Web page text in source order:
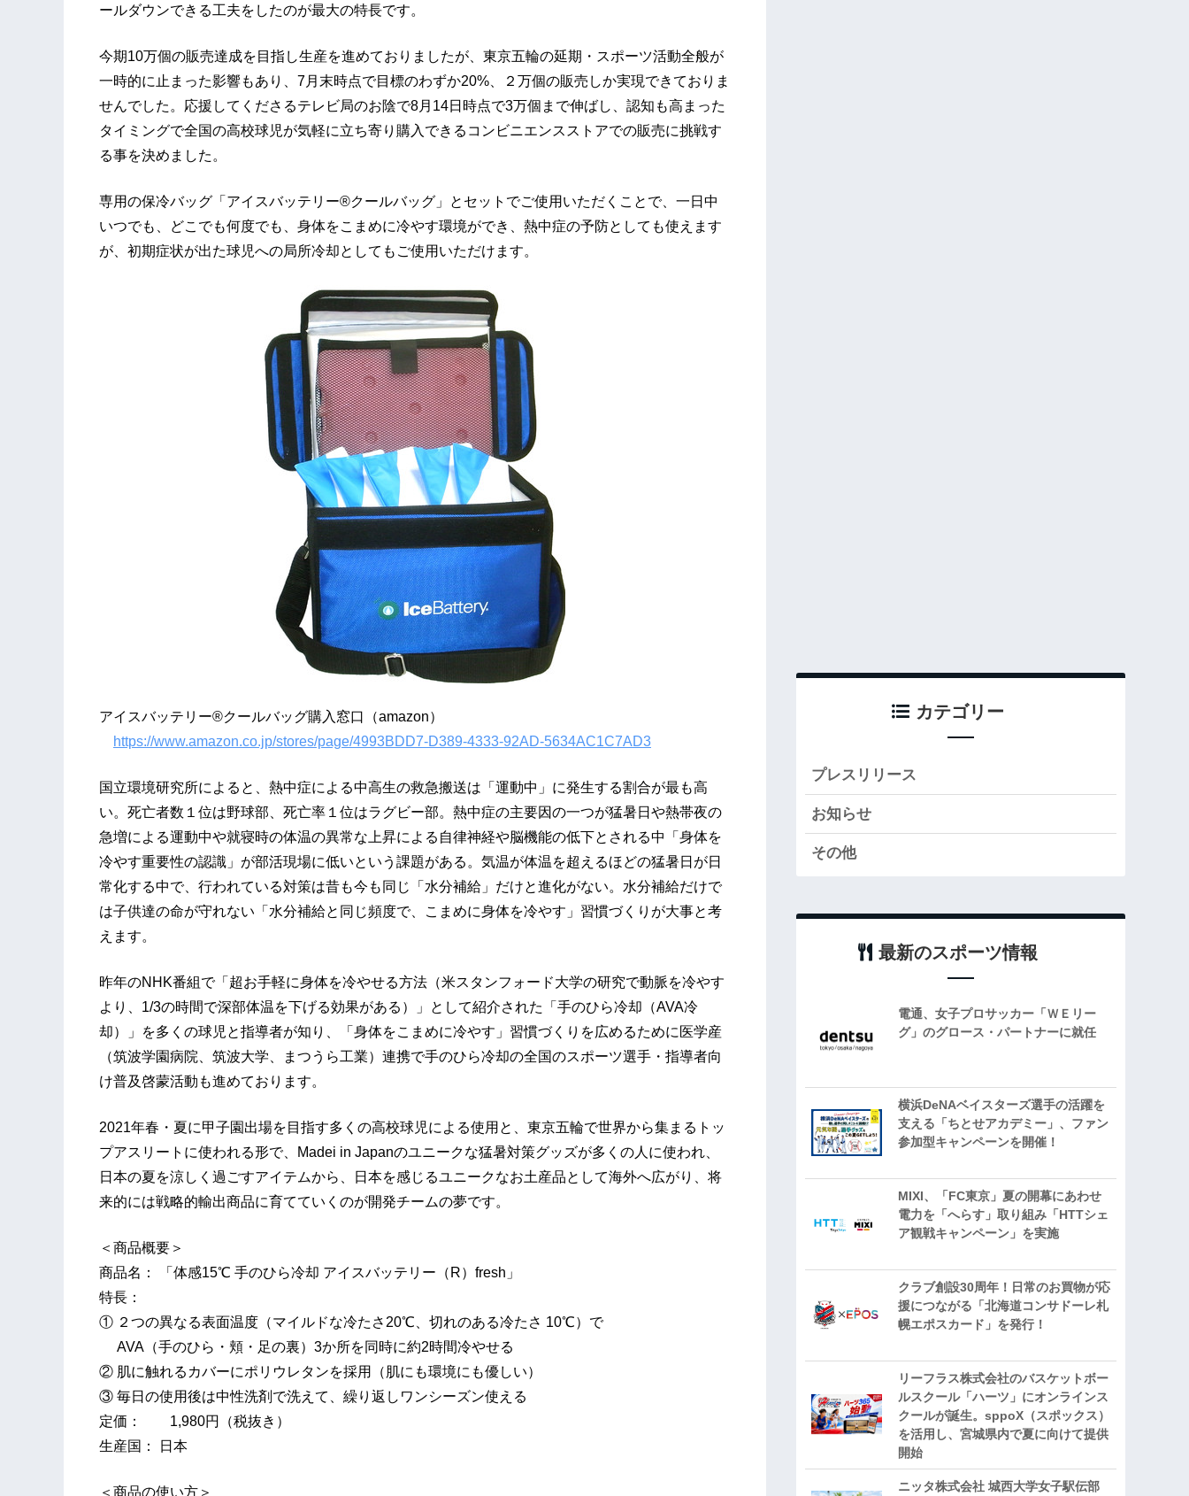
ールダウンできる工夫をしたのが最大の特長です。
今期10万個の販売達成を目指し生産を進めておりましたが、東京五輪の延期・スポーツ活動全般が
一時的に止まった影響もあり、7月末時点で目標のわずか20%、２万個の販売しか実現できておりま
せんでした。応援してくださるテレビ局のお陰で8月14日時点で3万個まで伸ばし、認知も高まった
タイミングで全国の高校球児が気軽に立ち寄り購入できるコンビニエンスストアでの販売に挑戦す
る事を決めました。
専用の保冷バッグ「アイスバッテリー®クールバッグ」とセットでご使用いただくことで、一日中
いつでも、どこでも何度でも、身体をこまめに冷やす環境ができ、熱中症の予防としても使えます
が、初期症状が出た球児への局所冷却としてもご使用いただけます。
アイスバッテリー®クールバッグ購入窓口（amazon）
https://www.amazon.co.jp/stores/page/4993BDD7-D389-4333-92AD-5634AC1C7AD3
国立環境研究所によると、熱中症による中高生の救急搬送は「運動中」に発生する割合が最も高
い。死亡者数１位は野球部、死亡率１位はラグビー部。熱中症の主要因の一つが猛暑日や熱帯夜の
急増による運動中や就寝時の体温の異常な上昇による自律神経や脳機能の低下とされる中「身体を
冷やす重要性の認識」が部活現場に低いという課題がある。気温が体温を超えるほどの猛暑日が日
常化する中で、行われている対策は昔も今も同じ「水分補給」だけと進化がない。水分補給だけで
は子供達の命が守れない「水分補給と同じ頻度で、こまめに身体を冷やす」習慣づくりが大事と考
えます。
昨年のNHK番組で「超お手軽に身体を冷やせる方法（米スタンフォード大学の研究で動脈を冷やす
より、1/3の時間で深部体温を下げる効果がある）」として紹介された「手のひら冷却（AVA冷
却）」を多くの球児と指導者が知り、「身体をこまめに冷やす」習慣づくりを広めるために医学産
（筑波学園病院、筑波大学、まつうら工業）連携で手のひら冷却の全国のスポーツ選手・指導者向
け普及啓蒙活動も進めております。
2021年春・夏に甲子園出場を目指す多くの高校球児による使用と、東京五輪で世界から集まるトッ
プアスリートに使われる形で、Madei in Japanのユニークな猛暑対策グッズが多くの人に使われ、
日本の夏を涼しく過ごすアイテムから、日本を感じるユニークなお土産品として海外へ広がり、将
来的には戦略的輸出商品に育てていくのが開発チームの夢です。
＜商品概要＞
商品名： 「体感15℃ 手のひら冷却 アイスバッテリー（R）fresh」
特長：
① ２つの異なる表面温度（マイルドな冷たさ20℃、切れのある冷たさ 10℃）で
AVA（手のひら・頬・足の裏）3か所を同時に約2時間冷やせる
② 肌に触れるカバーにポリウレタンを採用（肌にも環境にも優しい）
③ 毎日の使用後は中性洗剤で洗えて、繰り返しワンシーズン使える
定価： 1,980円（税抜き）
生産国： 日本
＜商品の使い方＞
カテゴリー
プレスリリース
お知らせ
その他
最新のスポーツ情報
電通、女子プロサッカー「ＷＥリー
グ」のグロース・パートナーに就任
横浜DeNAベイスターズ選手の活躍を
支える「ちとせアカデミー」、ファン
参加型キャンペーンを開催！
MIXI、「FC東京」夏の開幕にあわせ
電力を「へらす」取り組み「HTTシェ
ア観戦キャンペーン」を実施
クラブ創設30周年！日常のお買物が応
援につながる「北海道コンサドーレ札
幌エポスカード」を発行！
リーフラス株式会社のバスケットボー
ルスクール「ハーツ」にオンラインス
クールが誕生。sppoX（スポックス）
を活用し、宮城県内で夏に向けて提供
開始
ニッタ株式会社 城西大学女子駅伝部